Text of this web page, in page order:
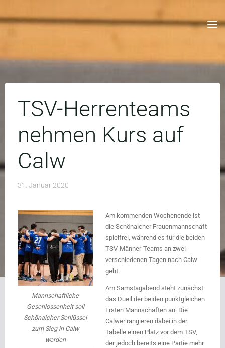
to
content
TSV-Herrenteams
nehmen Kurs auf
Calw
31. Januar 2020
Mannschaftliche
Geschlossenheit soll
Schönaicher Schlüssel
zum Sieg in Calw
werden
Am kommenden Wochenende ist
die Schönaicher Frauenmannschaft
spielfrei, während es für die beiden
TSV-Männer-Teams an zwei
verschiedenen Tagen nach Calw
geht.
Am Samstagabend steht zunächst
das Duell der beiden punktgleichen
Ersten Mannschaften an. Die
Calwer rangieren dabei in der
Tabelle einen Platz vor dem TSV,
der jedoch bereits eine Partie mehr